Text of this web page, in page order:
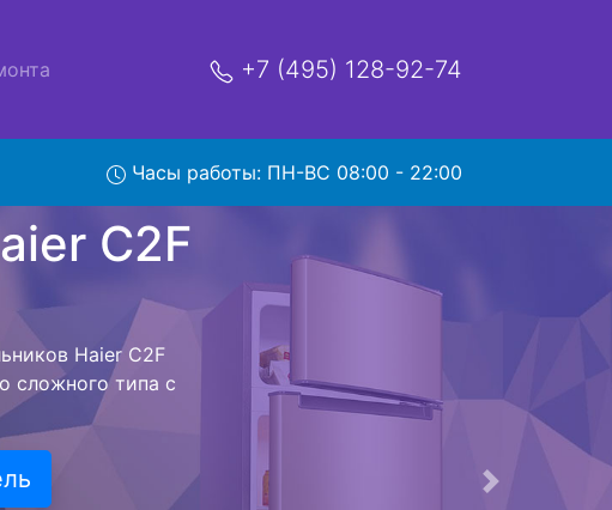
+7 (495) 128-92-74
Часы работы: ПН-ВС 08:00 - 22:00
время и деньги на
Haier C2F
C2F 536CMSG
предстоит ожидать
техника сдается,
фиксируется.
, выезд
Следующая